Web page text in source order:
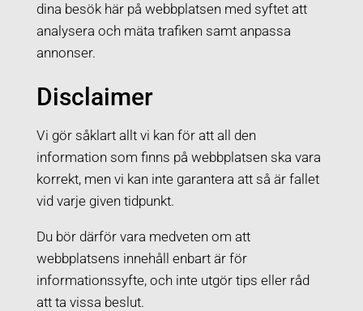
dina besök här på webbplatsen med syftet att
analysera och mäta trafiken samt anpassa
annonser.
Disclaimer
Vi gör såklart allt vi kan för att all den
information som finns på webbplatsen ska vara
korrekt, men vi kan inte garantera att så är fallet
vid varje given tidpunkt.
Du bör därför vara medveten om att
webbplatsens innehåll enbart är för
informationssyfte, och inte utgör tips eller råd
att ta vissa beslut.